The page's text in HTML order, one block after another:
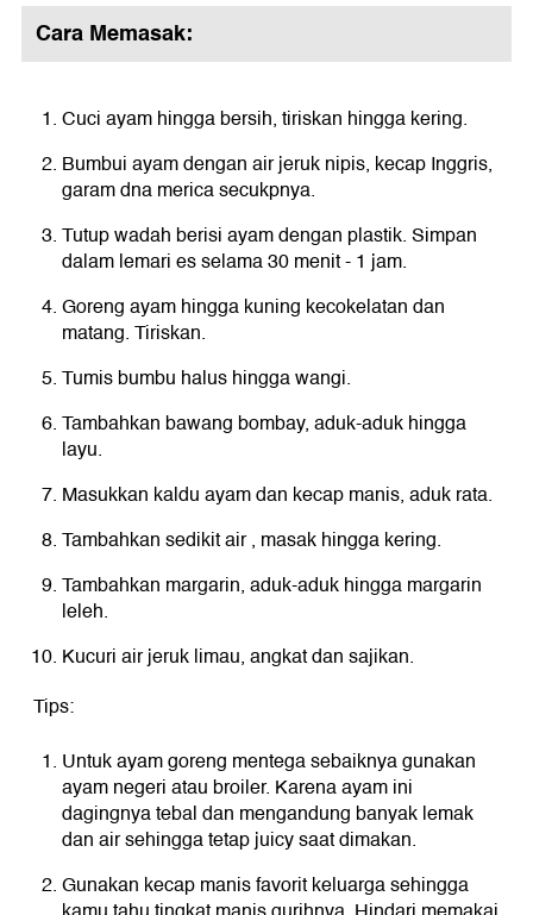
Cara Memasak:
Cuci ayam hingga bersih, tiriskan hingga kering.
Bumbui ayam dengan air jeruk nipis, kecap Inggris,
garam dna merica secukpnya.
Tutup wadah berisi ayam dengan plastik. Simpan
dalam lemari es selama 30 menit - 1 jam.
Goreng ayam hingga kuning kecokelatan dan
matang. Tiriskan.
Tumis bumbu halus hingga wangi.
Tambahkan bawang bombay, aduk-aduk hingga
layu.
Masukkan kaldu ayam dan kecap manis, aduk rata.
Tambahkan sedikit air , masak hingga kering.
Tambahkan margarin, aduk-aduk hingga margarin
leleh.
Kucuri air jeruk limau, angkat dan sajikan.
Tips:
Untuk ayam goreng mentega sebaiknya gunakan
ayam negeri atau broiler. Karena ayam ini
dagingnya tebal dan mengandung banyak lemak
dan air sehingga tetap juicy saat dimakan.
Gunakan kecap manis favorit keluarga sehingga